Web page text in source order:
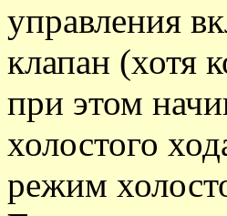
управления
клапан (хотя
при этом
холостого
режим